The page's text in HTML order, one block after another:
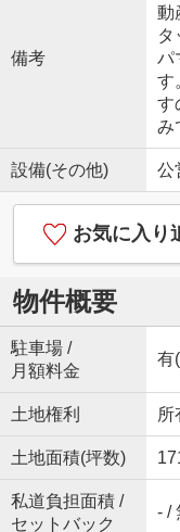
備考
動
タ
パ
す
す
み
設備(その他) 公
お気に入り
物件概要
駐車場 /
月額料金
有
土地権利 所
土地面積(坪数)
私道負担面積 /
セットバック
- /